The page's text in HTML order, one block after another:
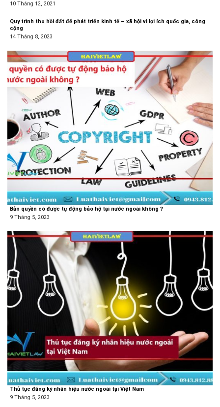
10 Tháng 12, 2021
Quy trình thu hồi đất để phát triển kinh tế – xã hội vì lợi ích quốc gia, công
cộng
14 Tháng 8, 2023
Bản quyền có được tự động bảo hộ tại nước ngoài không ?
9 Tháng 5, 2023
Thủ tục đăng ký nhãn hiệu nước ngoài tại Việt Nam
9 Tháng 5, 2023